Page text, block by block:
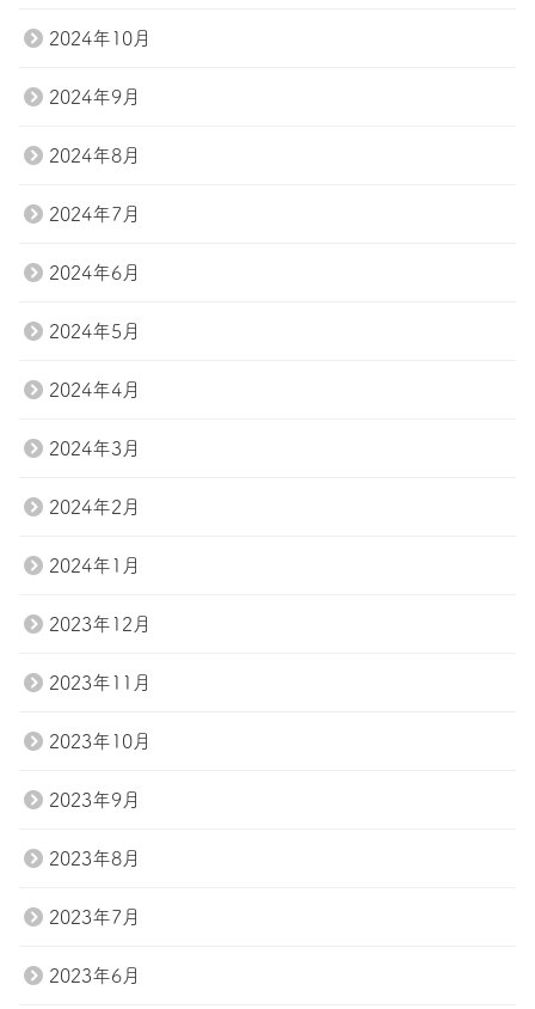
2024年10月
2024年9月
2024年8月
2024年7月
2024年6月
2024年5月
2024年4月
2024年3月
2024年2月
2024年1月
2023年12月
2023年11月
2023年10月
2023年9月
2023年8月
2023年7月
2023年6月